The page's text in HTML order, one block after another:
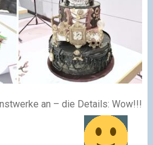
an – die Details: Wow!!!